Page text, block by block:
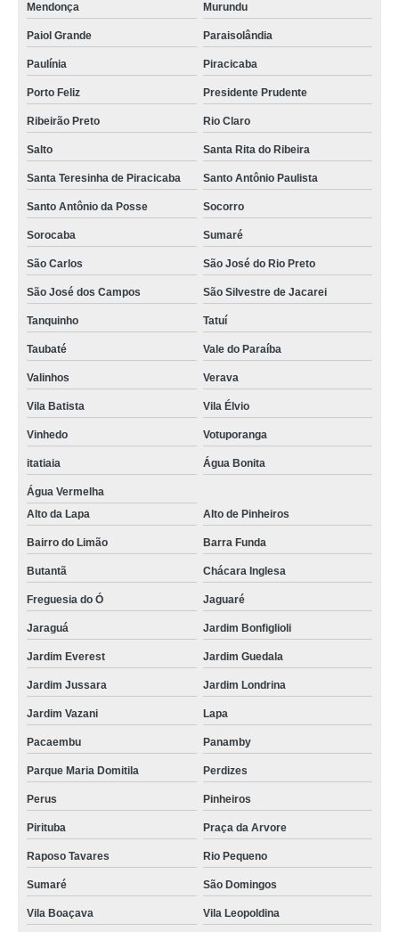
Mendonça Murundu
Paiol Grande Paraisolândia
Paulínia Piracicaba
Porto Feliz Presidente Prudente
Ribeirão Preto Rio Claro
Salto Santa Rita do Ribeira
Santa Teresinha de Piracicaba Santo Antônio Paulista
Santo Antônio da Posse Socorro
Sorocaba Sumaré
São Carlos São José do Rio Preto
São José dos Campos São Silvestre de Jacarei
Tanquinho Tatuí
Taubaté Vale do Paraíba
Valinhos Verava
Vila Batista Vila Élvio
Vinhedo Votuporanga
itatiaia Água Bonita
Água Vermelha
Alto da Lapa
Alto de Pinheiros
Bairro do Limão Barra Funda
Butantã Chácara Inglesa
Freguesia do Ó Jaguaré
Jaraguá Jardim Bonfiglioli
Jardim Everest Jardim Guedala
Jardim Jussara Jardim Londrina
Jardim Vazani Lapa
Pacaembu Panamby
Parque Maria Domitila Perdizes
Perus Pinheiros
Pirituba Praça da Arvore
Raposo Tavares Rio Pequeno
Sumaré São Domingos
Vila Boaçava Vila Leopoldina